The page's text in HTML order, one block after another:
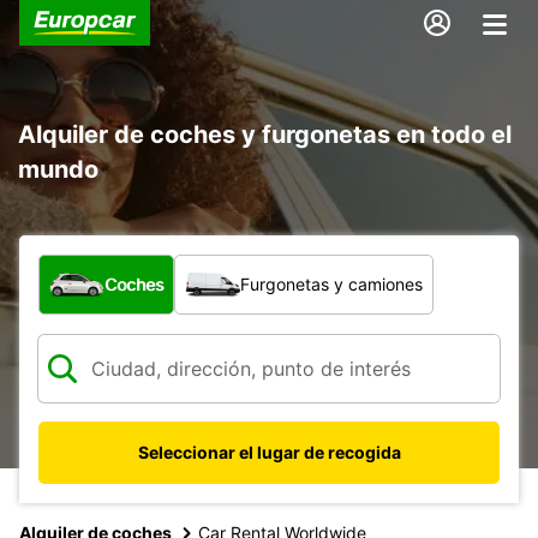
Alquiler de coches y furgonetas en todo el
mundo
¿Qué tipo de vehículo?
Coches Furgonetas y camiones
Seleccionar el lugar de recogida
Alquiler de coches Car Rental Worldwide